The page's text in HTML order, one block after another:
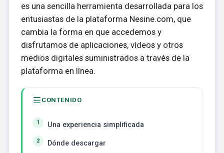
es una sencilla herramienta desarrollada para los
entusiastas de la plataforma Nesine.com, que
cambia la forma en que accedemos y
disfrutamos de aplicaciones, vídeos y otros
medios digitales suministrados a través de la
plataforma en línea.
CONTENIDO
Una experiencia simplificada
Dónde descargar